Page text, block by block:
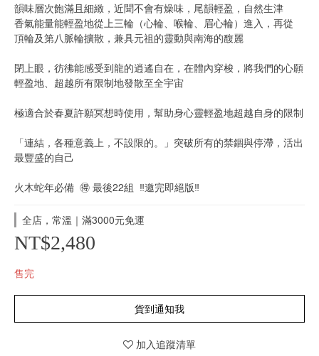
韻味層次飽滿且細緻，近聞不會有燥味，尾韻輕盈，自然生津
香氣能量能輕盈地從上三輪（心輪、喉輪、眉心輪）進入，再從
頂輪及第八脈輪擴散，兼具元祖的靈動與南海的馥麗
閉上眼，彷彿能感受到龍的逍遙自在，在體內穿梭，將我們的心願
輕盈地、超越所有限制地發散至全宇宙
極適合於春夏許願冥想時使用，幫助身心靈輕盈地超越自身的限制
「連結，各種意義上，不設限的。」突破所有的禁錮與停滯，活出
最豐盛的自己
火木蛇年必備  🉐️ 最後22組  ‼️邀完即絕版‼️
全店，常溫｜滿3000元免運
NT$2,480
售完
貨到通知我
加入追蹤清單